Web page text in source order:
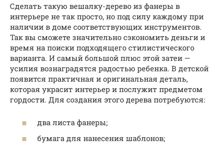
Сделать такую ​​вешалку-дерево из фанеры в
интерьере не так просто, но под силу каждому при
наличии в доме соответствующих инструментов.
Так вы сможете значительно сэкономить деньги и
время на поиски подходящего стилистического
варианта. И самый большой плюс этой затеи —
усилия вознаградятся радостью ребенка. В детской
появится практичная и оригинальная деталь,
которая украсит интерьер и послужит предметом
гордости. Для создания этого дерева потребуются:
два листа фанеры;
бумага для нанесения шаблонов;